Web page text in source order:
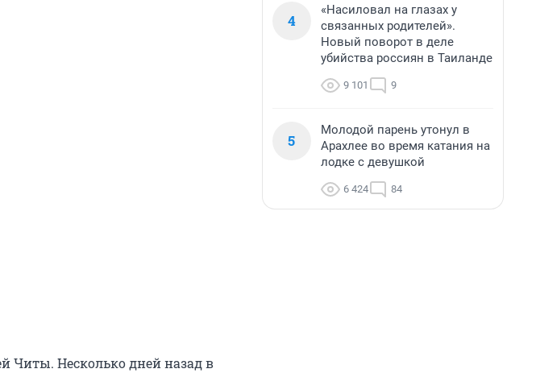
Читы. Несколько дней назад в
4
«Насиловал на глазах у
связанных родителей».
Новый поворот в деле
убийства россиян в Таиланде
9 101 9
5
Молодой парень утонул в
Арахлее во время катания на
лодке с девушкой
6 424 84